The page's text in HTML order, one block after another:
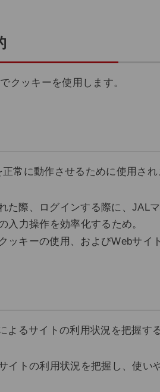
クッキーを使用します。
常に動作させるために使用さ
た際、ログインする際に、JAL
入力操作を効率化するため。
ッキーの使用、およびWebサイ
よるサイトの利用状況を把握す
イトの利用状況を把握し、使い